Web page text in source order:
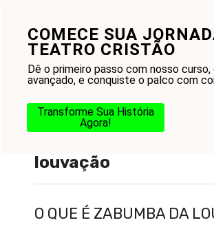
COMECE SUA
TEATRO CRISTÃO
Dê o primeiro passo com nosso
avançado, e conquiste o palco com
Transforme Sua História
Agora!
conteúdo
louvação
O QUE É ZABUMBA DA